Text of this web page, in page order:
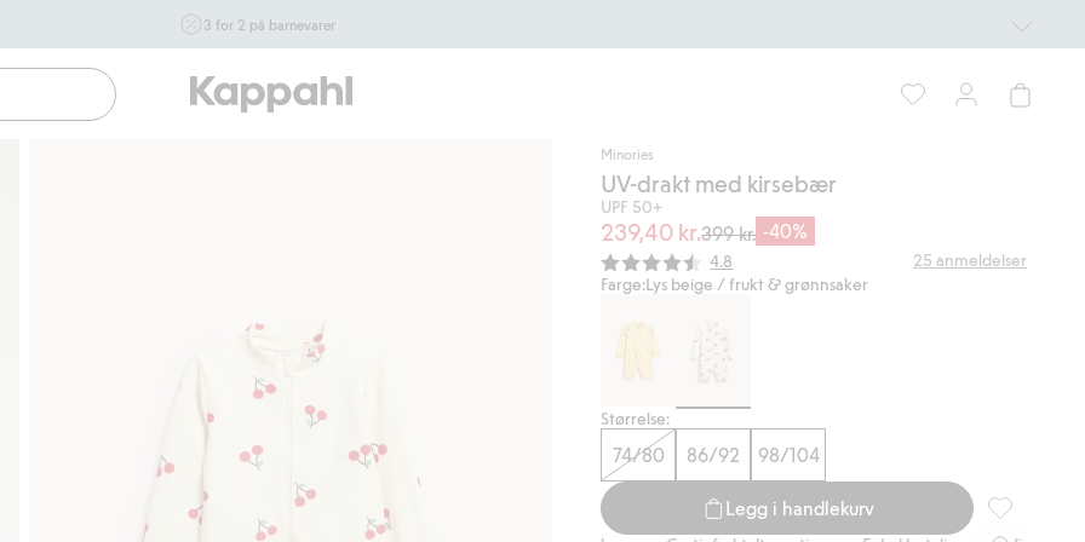
3 for 2 på barnevarer
inngår i tilbudet tom. 17/8 i butikk & online for deg som er
eller blir medlem. Kan ikke kombineres med andre tilbud
eller rabatter.
Minories
UV-drakt med kirsebær
UPF 50+
239,40 kr.399 kr. -40%
Gjennomsnittskarakter:
4.8 25 anmeldelser
Farge:Lys beige / frukt & grønnsaker
Størrelse:
74/80 86/92 98/104
Legg i handlekurv
UV-drakt